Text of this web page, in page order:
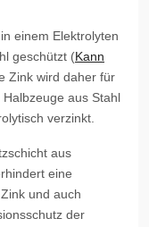
einem Elektrolyten
geschützt (Kann
Zink wird daher für
aus Stahl
verzinkt.
aus
eine
und auch
der